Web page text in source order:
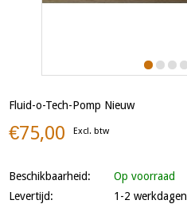
Fluid-o-Tech-Pomp Nieuw
€75,00 Excl. btw
Beschikbaarheid:
Op voorraad
Levertijd:
1-2 werkdagen